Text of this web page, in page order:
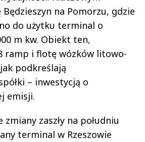
na Pomorzu, gdzie
do użytku terminal o
m kw. Obiekt ten,
ramp i flotę wózków litowo-
podkreślają
– inwestycją o
emisji.
zaszły na południu
terminal w Rzeszowie